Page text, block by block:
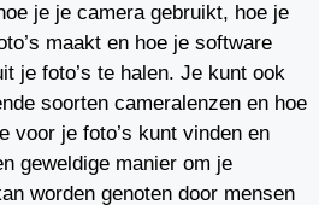
je je camera gebruikt, hoe je
maakt en hoe je software
je foto’s te halen. Je kunt ook
soorten cameralenzen en hoe
voor je foto’s kunt vinden en
geweldige manier om je
worden genoten door mensen